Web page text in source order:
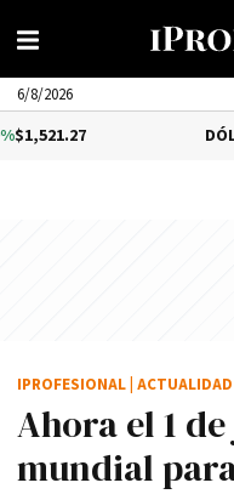
6/8/2026
Ahora el 1
mundial
IPROFESIONAL ACTUALIDAD